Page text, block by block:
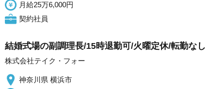
月給25万6,000円
契約社員
結婚式場の副調理長/15時退勤可/火曜定休/転勤なし
株式会社テイク・フォー
神奈川県 横浜市